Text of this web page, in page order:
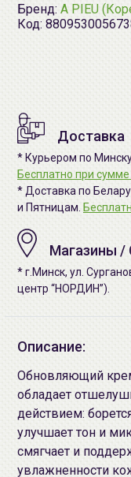
Бренд: A PIEU
Код:
Доставка
* Курьером по
Бесплатно при сумме
* Доставка по
и Пятницам.
Магазины /
* г.Минск, ул.
центр “НОРДИН”).
Описание:
Обновляющий
обладает
действием:
улучшает тон и
смягчает и
увлажненности